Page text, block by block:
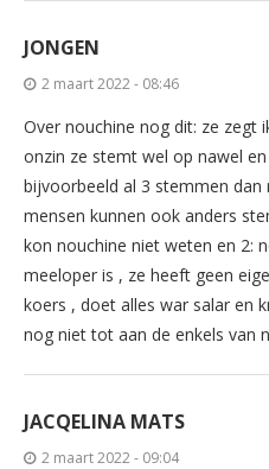
JONGEN
2 maart 2022 - 08:46
Over nouchine nog dit: ze zegt
onzin ze stemt wel op nawel
bijvoorbeeld al 3 stemmen dan
mensen kunnen ook anders
kon nouchine niet weten en 2:
meeloper is , ze heeft geen
koers , doet alles war salar en
nog niet tot aan de enkels van
JACQELINA MATS
2 maart 2022 - 09:04